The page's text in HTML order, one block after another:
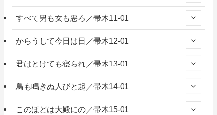
すべて男も女も悪ろ／帚木11-01
からうして今日は日／帚木12-01
君はとけても寝られ／帚木13-01
鳥も鳴きぬ人びと起／帚木14-01
このほどは大殿にの／帚木15-01